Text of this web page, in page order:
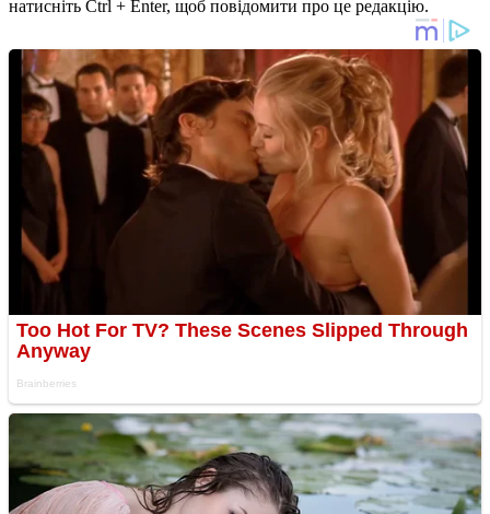
натисніть Ctrl + Enter, щоб повідомити про це редакцію.